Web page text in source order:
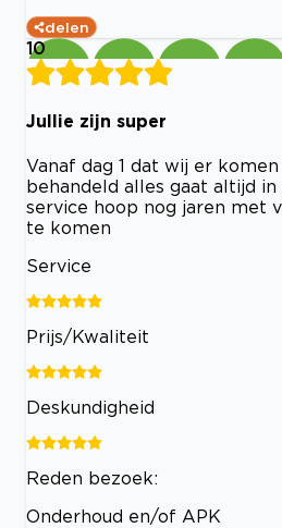
delen
10
Jullie zijn super
Vanaf dag 1 dat wij er
behandeld alles gaat altijd
service hoop nog jaren met
te komen
Service
Prijs/Kwaliteit
Deskundigheid
Reden bezoek:
Onderhoud en/of APK